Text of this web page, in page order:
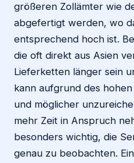
größeren Zollämter wie
abgefertigt werden, wo
entsprechend hoch ist.
die oft direkt aus Asien
Lieferketten länger sein
kann aufgrund des
und möglicher
mehr Zeit in Anspruch
besonders wichtig, die
genau zu beobachten.